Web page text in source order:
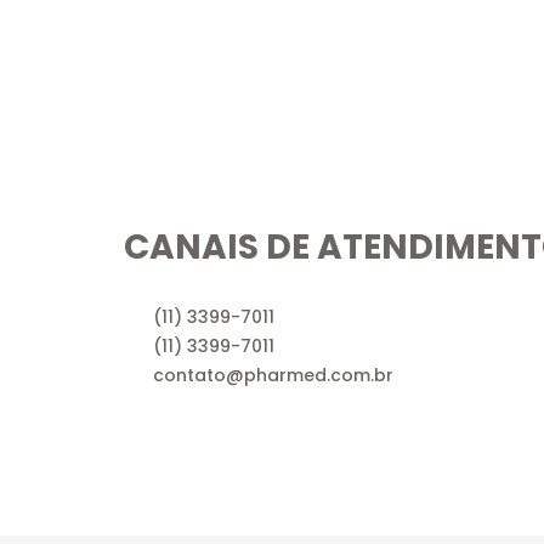
CANAIS DE
(11) 3399-7011
(11) 3399-7011
contato@pharmed.com.br